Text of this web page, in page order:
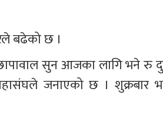
बढेको छ ।
छापावाल सुन आजका लागि भने रु
जनाएको छ । शुक्रबार